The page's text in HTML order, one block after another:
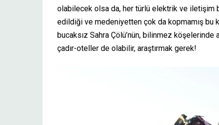
olabilecek olsa da, her türlü elektrik ve iletişim
edildiği ve medeniyetten çok da kopmamış
bucaksız Sahra Çölü’nün, bilinmez
çadır-oteller de olabilir, araştırmak gerek!